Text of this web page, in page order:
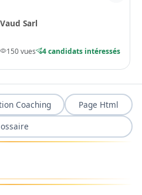
Sarl
150 vues 4 candidats intéressés
Coaching
Page Html